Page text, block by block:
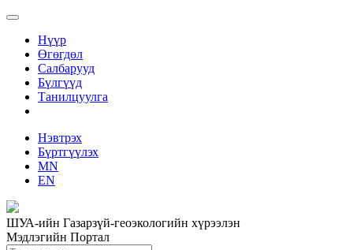
Нүүр
Өгөгдөл
Салбарууд
Бүлгүүд
Танилцуулга
Нэвтрэх
Бүртгүүлэх
MN
EN
ШУА-ийн Газарзүй-геоэкологийн хүрээлэн
Мэдлэгийн Портал